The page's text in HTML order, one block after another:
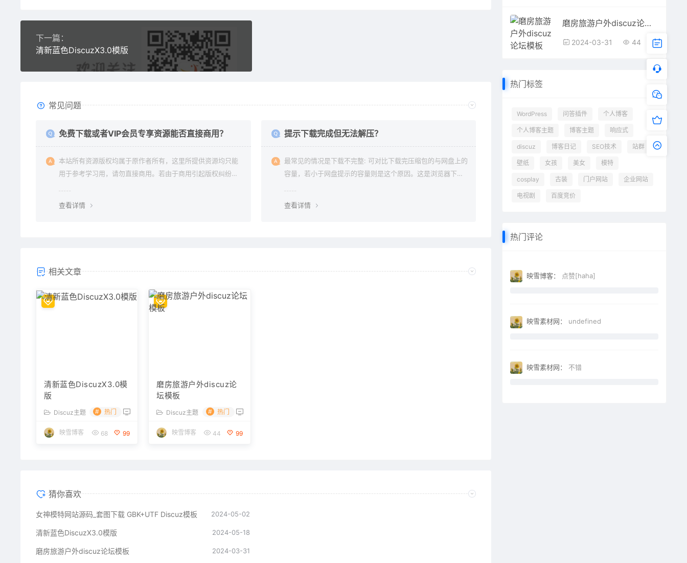
下一篇：
清新蓝色DiscuzX3.0模版
常见问题
免费下载或者VIP会员专享资源能否直接商用？
本站所有资源版权均属于原作者所有，这里所提供资源均只能
用于参考学习用，请勿直接商用。若由于商用引起版权纠纷，
查看详情
提示下载完成但无法解压？
最常见的情况是下载不完整: 可对比下载完压缩包的与网盘上的
容量，若小于网盘提示的容量则是这个原因。这是浏览器下载
查看详情
相关文章
清新蓝色DiscuzX3.0模
版
Discuz主题 # 热门
映雪博客 68 99
磨房旅游户外discuz论
坛模板
Discuz主题 # 热门
映雪博客 44 99
猜你喜欢
女神模特网站源码_套图下载 GBK+UTF Discuz模板 2024-05-02
清新蓝色DiscuzX3.0模版 2024-05-18
磨房旅游户外discuz论坛模板 2024-03-31
磨房旅游户外discuz论坛模板
2024-03-31 44
热门标签
WordPress 问答插件 个人博客
个人博客主题 博客主题 响应式
discuz 博客日记 SEO技术 站群
壁纸 女孩 美女 模特
cosplay 古装 门户网站 企业网站
电视剧 百度竞价
热门评论
映雪博客： 点赞[haha]
映雪素材网： undefined
映雪素材网： 不错